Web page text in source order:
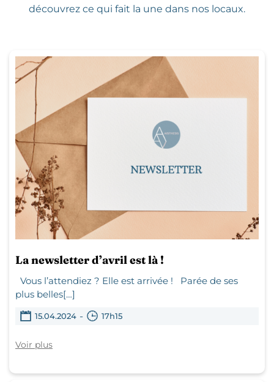
découvrez ce qui fait la une dans nos locaux.
La newsletter d’avril est là !
Vous l’attendiez ? Elle est arrivée ! Parée de ses
plus belles[…]
15.04.2024 - 17h15
Voir plus